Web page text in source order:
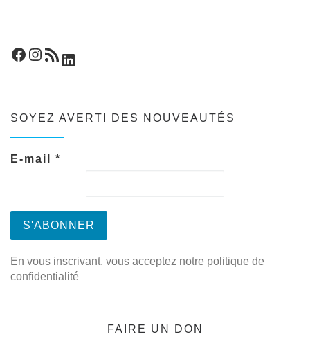
Facebook
Instagram
Flux RSS
LinkedIn
SOYEZ AVERTI DES NOUVEAUTÉS
E-mail *
En vous inscrivant, vous acceptez notre politique de
confidentialité
FAIRE UN DON